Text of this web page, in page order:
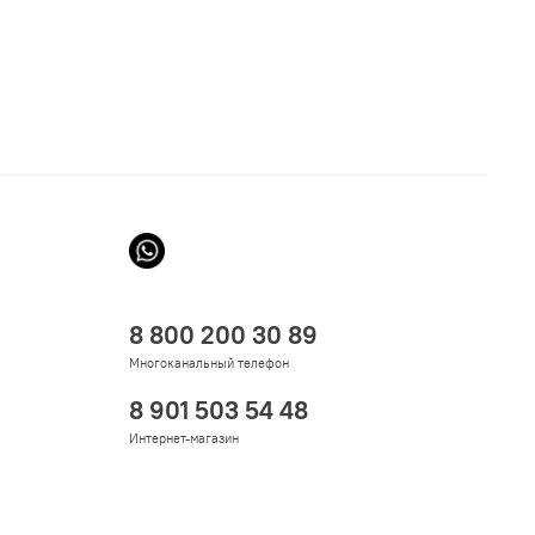
8 800 200 30 89
Многоканальный телефон
8 901 503 54 48
Интернет-магазин